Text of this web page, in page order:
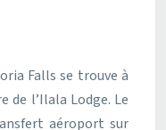
Falls se trouve à
de l’Ilala Lodge. Le
aéroport sur